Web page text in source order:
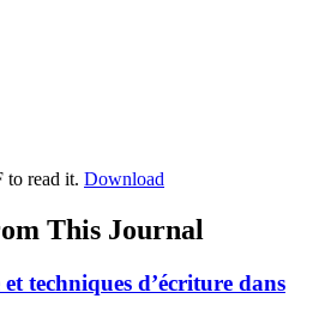
to read it. Download
This Journal
techniques d’écriture dans